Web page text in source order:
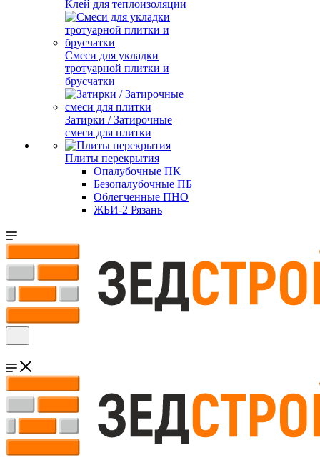
Клей для теплоизоляции
Смеси для укладки
тротуарной плитки и
брусчатки
Затирки / Затирочные
смеси для плитки
Плиты перекрытия
Опалубочные ПК
Безопалубочные ПБ
Облегченные ПНО
ЖБИ-2 Рязань